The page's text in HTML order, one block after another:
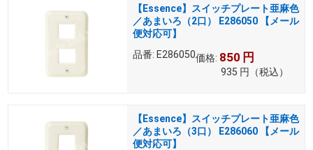
【Essence】スイッチプレート亜麻色
／あまいろ（2口） E286050 【メール
便対応可】
品番: E286050価格: 850 円
935 円 （税込）
【Essence】スイッチプレート亜麻色
／あまいろ（3口） E286060 【メール
便対応可】